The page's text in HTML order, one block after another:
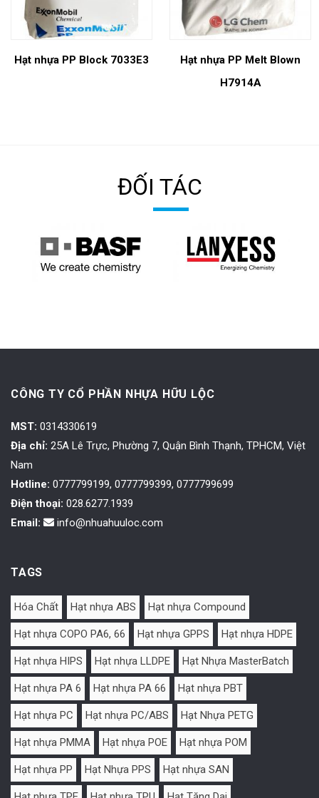
Hạt nhựa PP Block 7033E3
Hạt nhựa PP Melt Blown
H7914A
ĐỐI TÁC
CÔNG TY CỔ PHẦN NHỰA HỮU LỘC
MST: 0314330619
Địa chỉ: 25A Lê Trực, Phường 7, Quận Bình Thạnh, TPHCM, Việt
Nam
Hotline: 0777799199, 0777799399, 0777799699
Điện thoại: 028.6277.1939
Email:
info@nhuahuuloc.com
TAGS
Hóa Chất Hạt nhựa ABS Hạt nhựa Compound
Hạt nhựa COPO PA6, 66 Hạt nhựa GPPS Hạt nhựa HDPE
Hạt nhựa HIPS Hạt nhựa LLDPE Hạt Nhựa MasterBatch
Hạt nhựa PA 6 Hạt nhựa PA 66 Hạt nhựa PBT
Hạt nhựa PC Hạt nhựa PC/ABS Hạt Nhựa PETG
Hạt nhựa PMMA Hạt nhựa POE Hạt nhựa POM
Hạt nhựa PP Hạt Nhựa PPS Hạt nhựa SAN